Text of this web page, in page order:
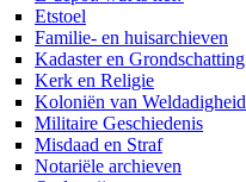
Etstoel
Familie- en huisarchieven
Kadaster en Grondschatting
Kerk en Religie
Koloniën van Weldadigheid
Militaire Geschiedenis
Misdaad en Straf
Notariële archieven